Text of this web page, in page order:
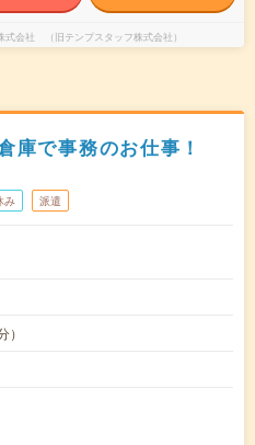
式会社 （旧テンプスタッフ株式会社）
庫で事務のお仕事！
み 派遣
）